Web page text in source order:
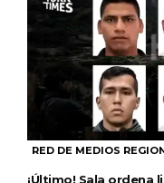
RED DE MEDIOS
¡Último! Sala ordena